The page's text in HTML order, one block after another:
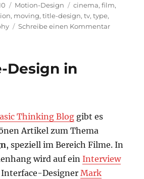
Kategorien
Motion-Design Schlagwörter
cinema,film,
, moving,title-design,tv,type,
Schreibe einen Kommentarzu
Design in
Thinking Blog gibt es
Artikel zum Thema
, speziell im Bereich Filme. In
wird auf einInterview
DesignerMark